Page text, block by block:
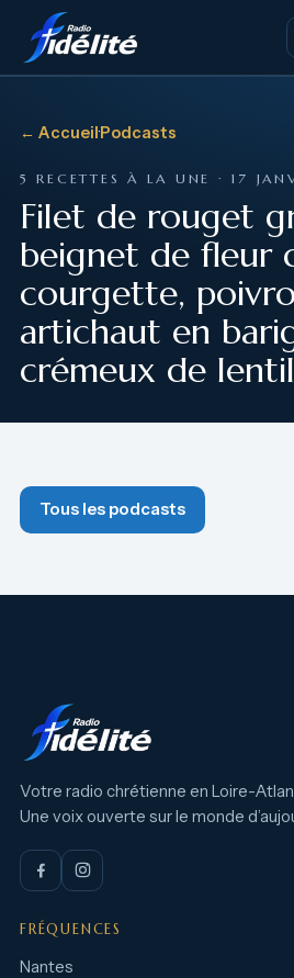
← Accueil·Podcasts
5 RECETTES À LA UNE · 17
Filet de rouget
beignet de fleur
courgette,
artichaut en
crémeux de
Tous les podcasts
Votre radio chrétienne en Loire-
Une voix ouverte sur le monde
FRÉQUENCES
Nantes